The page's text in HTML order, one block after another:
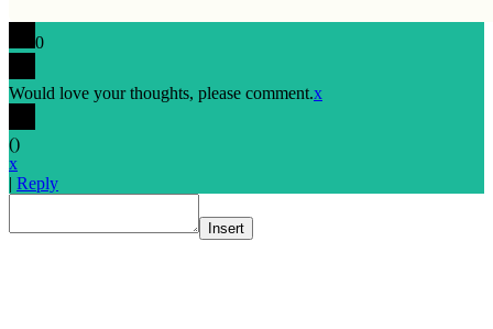
0
Would love your thoughts, please comment.x
()
x
| Reply
Insert